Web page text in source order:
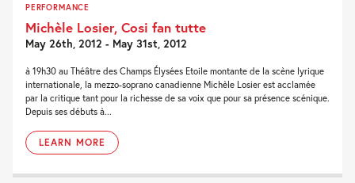
PERFORMANCE
Michèle Losier, Cosi fan tutte
May 26th, 2012 - May 31st, 2012
à 19h30 au Théâtre des Champs Élysées Etoile montante de la scène lyrique
internationale, la mezzo-soprano canadienne Michèle Losier est acclamée
par la critique tant pour la richesse de sa voix que pour sa présence scénique.
Depuis ses débuts à...
LEARN MORE